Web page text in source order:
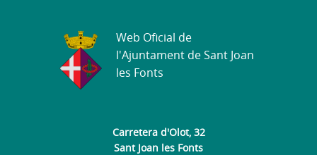
Carretera d'Olot, 32
Sant Joan les Fonts
Web Oficial de
l'Ajuntament de Sant Joan
les Fonts